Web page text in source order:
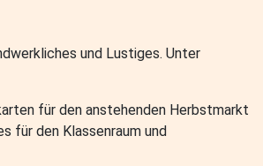
und Lustiges. Unter
für den anstehenden Herbstmarkt
für den Klassenraum und